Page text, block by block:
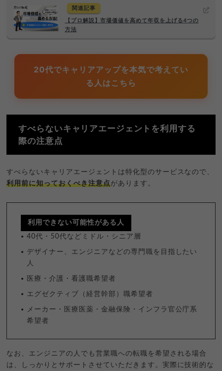
関連記事
【プロ解説】市場価値を高めて年収を上げる4つの
方法
20代でキャリアアップを本気で考えてい
る人はこちら
すべらないキャリアエージェントを利用する
際の注意点
すべらないキャリアエージェントは特化型のサービスなので、
利用前に知っておくべき注意点があります。
利用できない可能性がある人
40代・50代などミドル・シニア層
デザイナー、エンジニアなどの専門職を目指したい
人
医療・介護・看護職希望者
エグゼクティブ（経営幹部）職希望者
メーカー・医療医薬・金融保険・インフラ官公庁系
希望者
なお、エンジニアの人でも営業職への転職を希望される場合
は、しっかりとサポートさせていただきます。実際に技術的な